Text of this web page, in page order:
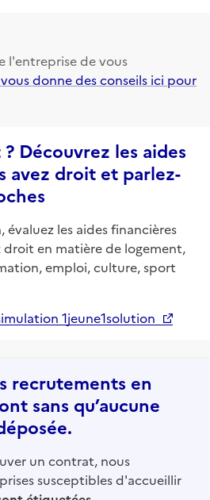
l'entreprise de vous
donne des conseils ici pour
Découvrez les aides
avez droit et parlez-
évaluez les aides financières
droit en matière de logement,
emploi, culture, sport
1jeune1solution
recrutements en
sans qu’aucune
un contrat, nous
susceptibles d'accueillir